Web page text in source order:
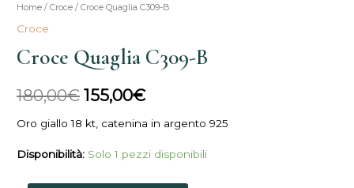
Home /Croce / Croce Quaglia C309-B
Croce
Croce Quaglia C309-B
180,00€
Il
prezzo
originale
era:
180,00€.
155,00€
Il
attuale
è:
155,00€.
Oro giallo 18 kt, catenina in argento 925
Disponibilità: Solo 1 pezzi disponibili
Croce
Quaglia
C309-
B
quantità